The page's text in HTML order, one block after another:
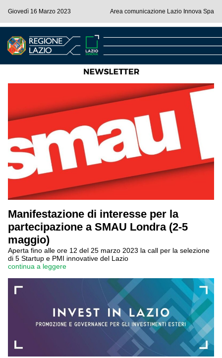
Giovedì 16 Marzo 2023 Area comunicazione Lazio Innova Spa
Manifestazione di interesse per la
partecipazione a SMAU Londra (2-5
maggio)
Aperta fino alle ore 12 del 25 marzo 2023 la call per la selezione
di 5 Startup e PMI innovative del Lazio
continua a leggere